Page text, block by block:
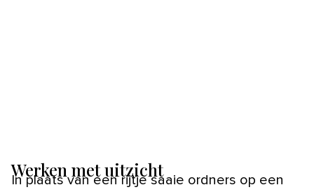
Werken met uitzicht
In plaats van een rijtje saaie ordners op een